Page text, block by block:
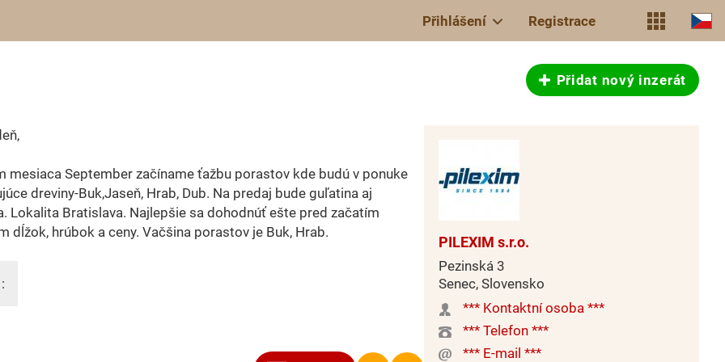
Přihlášení Registrace
Přidat nový inzerát
mesiaca September začíname ťažbu porastov kde budú v ponuke
dreviny-Buk,Jaseň, Hrab, Dub. Na predaj bude guľatina aj
Lokalita Bratislava. Najlepšie sa dohodnúť ešte pred začatím
dĺžok, hrúbok a ceny. Vačšina porastov je Buk, Hrab.
PILEXIM s.r.o.
Pezinská 3
Senec, Slovensko
*** Kontaktní osoba ***
*** Telefon ***
*** E-mail ***